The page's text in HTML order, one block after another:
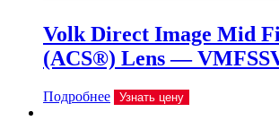
Volk Direct Image Mid
(ACS®) Lens —
Подробнее Узнать цену